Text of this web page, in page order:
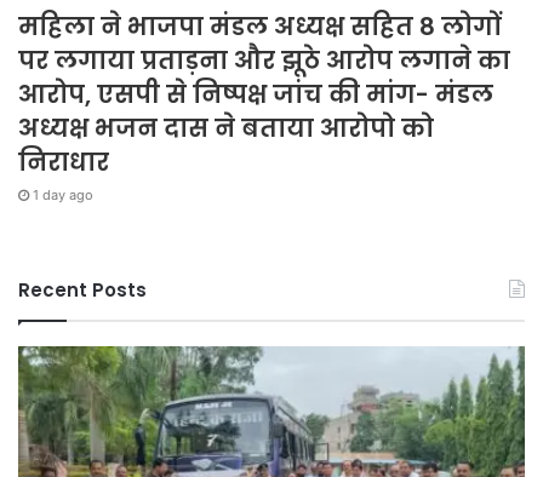
महिला ने भाजपा मंडल अध्यक्ष सहित 8 लोगों
पर लगाया प्रताड़ना और झूठे आरोप लगाने का
आरोप, एसपी से निष्पक्ष जांच की मांग- मंडल
अध्यक्ष भजन दास ने बताया आरोपो को
निराधार
1 day ago
Recent Posts